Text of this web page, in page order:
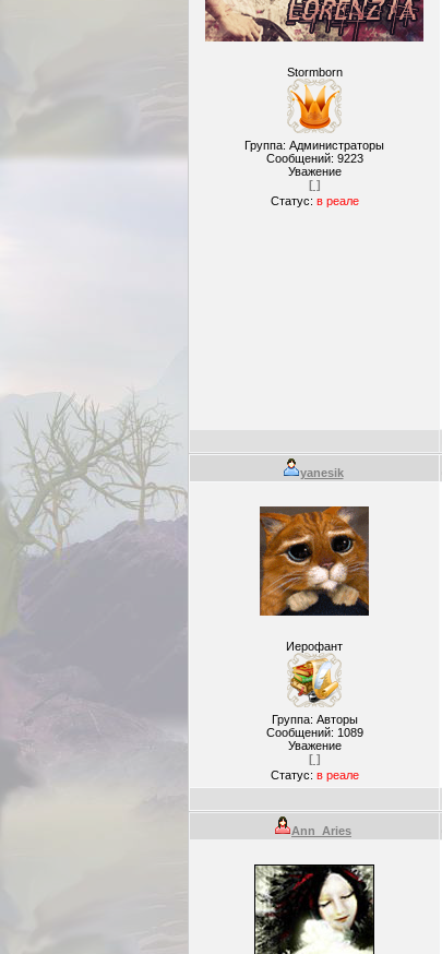
Stormborn
Группа: Администраторы
Сообщений: 9223
Уважение
[ ]
Статус: в реале
yanesik
Иерофант
Группа: Авторы
Сообщений: 1089
Уважение
[ ]
Статус: в реале
Ann_Aries